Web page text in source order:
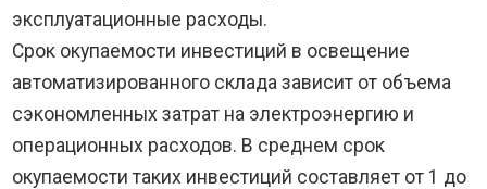
эксплуатационные расходы.
Срок окупаемости инвестиций в освещение
автоматизированного склада зависит от объема
сэкономленных затрат на электроэнергию и
операционных расходов. В среднем срок
окупаемости таких инвестиций составляет от 1 до